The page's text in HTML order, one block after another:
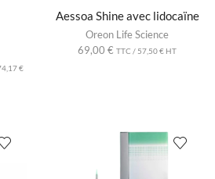
€
Aessoa Shine avec lidocaïne
Oreon Life Science
69,00 € TTC / 57,50€ HT